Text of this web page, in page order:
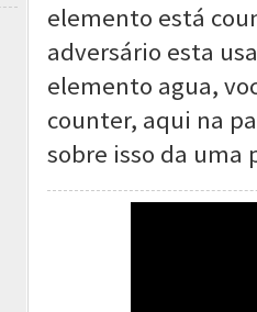
elemento está
adversário esta
elemento agua,
counter, aqui na
sobre isso da uma